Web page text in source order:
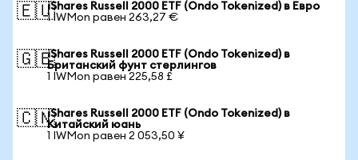
🇪🇺iShares Russell 2000 ETF (Ondo Tokenized) в Евро
1 IWMon равен 263,27 €
🇬🇧iShares Russell 2000 ETF (Ondo Tokenized) в
Британский фунт стерлингов
1 IWMon равен 225,58 £
🇨🇳iShares Russell 2000 ETF (Ondo Tokenized) в
Китайский юань
1 IWMon равен 2 053,50 ¥